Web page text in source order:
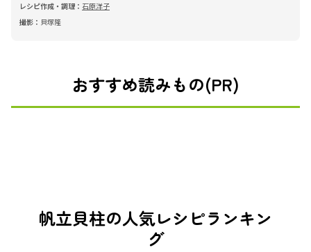
レシピ作成・調理： 石原洋子
撮影： 貝塚隆
おすすめ読みもの(PR)
帆立貝柱の人気レシピランキン
グ